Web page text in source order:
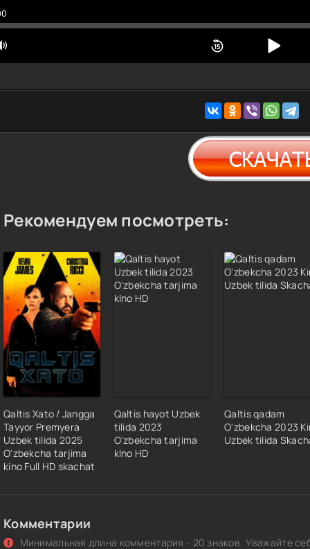
Рекомендуем посмотреть:
Qaltis Xato / Jangga
Tayyor Premyera
Uzbek tilida 2025
O'zbekcha tarjima
kino Full HD skachat
Qaltis hayot Uzbek
tilida 2023
O'zbekcha tarjima
kIno HD
Qaltis qadam
O'zbekcha 2023
Uzbek tilida
Комментарии
Минимальная длина комментария - 20 знаков. Уважайте